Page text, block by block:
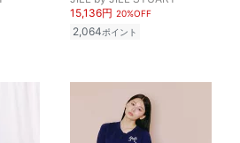
15,136円 20%OFF
2,064ポイント